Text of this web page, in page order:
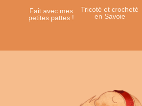
Fait avec mes
petites pattes !
Tricoté et crocheté
en Savoie